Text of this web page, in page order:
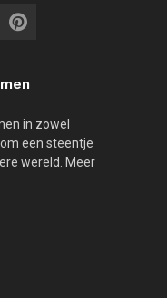
in zowel
een steentje
wereld. Meer